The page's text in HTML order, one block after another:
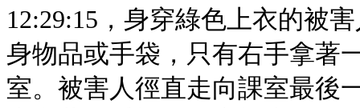
12:29:15，身穿綠色上衣的被
身物品或手袋，只有右手拿著
室。被害人徑直走向課室最後